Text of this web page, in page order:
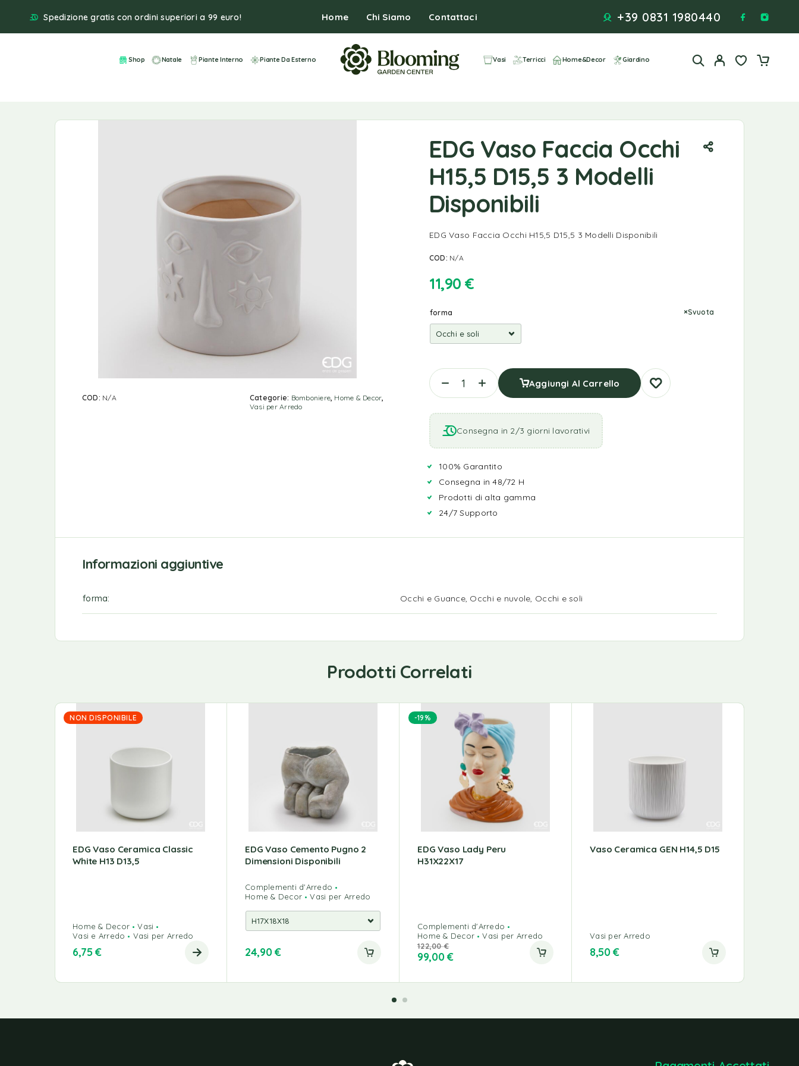
Spedizione gratis con ordini superiori a 99 euro! Home Chi Siamo Contattaci +39 0831 1980440
Shop Natale Piante Interno Piante Da Esterno Vasi Terricci Home&Decor Giardino
COD: N/A Categorie: Bomboniere, Home & Decor,
Vasi per Arredo
EDG Vaso Faccia Occhi
H15,5 D15,5 3 Modelli
Disponibili
EDG Vaso Faccia Occhi H15,5 D15,5 3 Modelli Disponibili
COD: N/A
11,90 €
forma Svuota
Aggiungi Al Carrello
Consegna in 2/3 giorni lavorativi
100% Garantito
Consegna in 48/72 H
Prodotti di alta gamma
24/7 Supporto
Informazioni aggiuntive
forma Occhi e Guance, Occhi e nuvole, Occhi e soli
Prodotti Correlati
NON DISPONIBILE
EDG Vaso Ceramica Classic
White H13 D13,5
Home & Decor
Vasi
Vasi e Arredo
Vasi per Arredo
6,75€
EDG Vaso Cemento Pugno 2
Dimensioni Disponibili
Complementi d'Arredo
Home & Decor
Vasi per Arredo
24,90€
-19%
EDG Vaso Lady Peru
H31X22X17
Complementi d'Arredo
Home & Decor
Vasi per Arredo
122,00€
99,00€
Vaso Ceramica GEN H14,5 D15
Vasi per Arredo
8,50€